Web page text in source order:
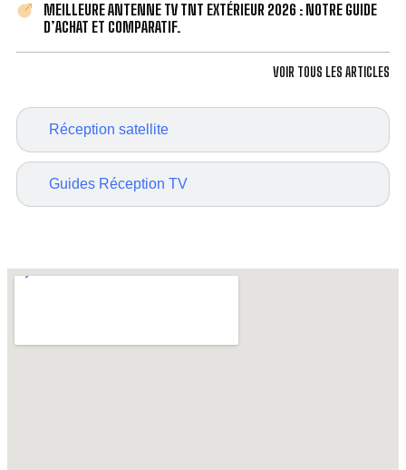
Réception satellite
Guides Réception TV
MEILLEURE ANTENNE TV TNT EXTÉRIEUR 2026 : NOTRE GUIDE
D’ACHAT ET COMPARATIF.
VOIR TOUS LES ARTICLES